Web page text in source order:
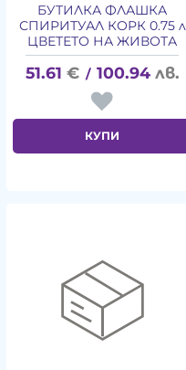
БУТИЛКА ФЛАШКА
СПИРИТУАЛ КОРК 0.75 л
ЦВЕТЕТО НА ЖИВОТА
51.61 € / 100.94 лв.
КУПИ